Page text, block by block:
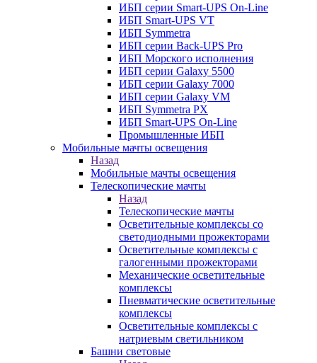
ИБП серии Smart-UPS On-Line
ИБП Smart-UPS VT
ИБП Symmetra
ИБП серии Back-UPS Pro
ИБП Морского исполнения
ИБП серии Galaxy 5500
ИБП серии Galaxy 7000
ИБП серии Galaxy VM
ИБП Symmetra PX
ИБП Smart-UPS On-Line
Промышленные ИБП
Мобильные мачты освещения
Назад
Мобильные мачты освещения
Телескопические мачты
Назад
Телескопические мачты
Осветительные комплексы со
светодиодными прожекторами
Осветительные комплексы с
галогенными прожекторами
Механические осветительные
комплексы
Пневматические осветительные
комплексы
Осветительные комплексы с
натриевым светильником
Башни световые